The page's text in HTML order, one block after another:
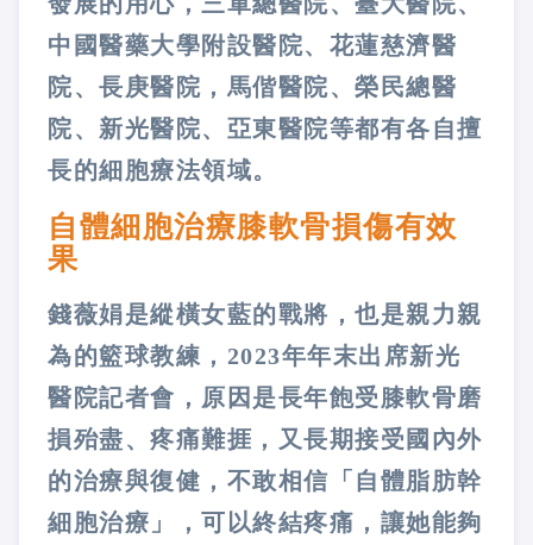
中國醫藥大學附設醫院、花蓮慈濟醫
院、長庚醫院，馬偕醫院、榮民總醫
院、新光醫院、亞東醫院等都有各自擅
長的細胞療法領域。
自體細胞治療膝軟骨損傷有效
果
錢薇娟是縱橫女藍的戰將，也是親力親
為的籃球教練，2023年年末出席新光
醫院記者會，原因是長年飽受膝軟骨磨
損殆盡、疼痛難捱，又長期接受國內外
的治療與復健，不敢相信「自體脂肪幹
細胞治療」，可以終結疼痛，讓她能夠